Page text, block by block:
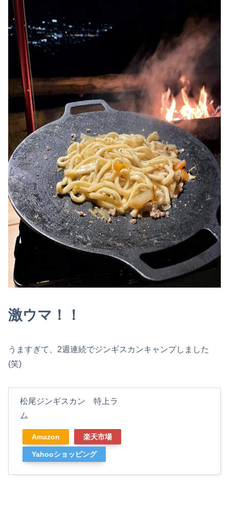
激ウマ！！
うますぎて、2週連続でジンギスカンキャンプしました
(笑)
松尾ジンギスカン 特上ラ
ム
Amazon 楽天市場
Yahooショッピング